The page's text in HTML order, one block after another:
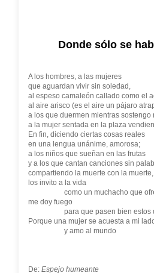
Donde sólo se
A los hombres, a las mujeres
que aguardan vivir sin soledad,
al espeso camaleón callado como el
al aire arisco (es el aire un pájaro
a los que duermen mientras sostengo
a la mujer sentada en la plaza
En fin, diciendo ciertas cosas reales
en una lengua unánime, amorosa;
a los niños que sueñan en las frutas
y a los que cantan canciones sin
compartiendo la muerte con la muerte,
los invito a la vida
como un muchacho que
me doy fuego
para que pasen bien estos
Porque una mujer se acuesta a mi
y amo al mundo
De: Espejo humeante